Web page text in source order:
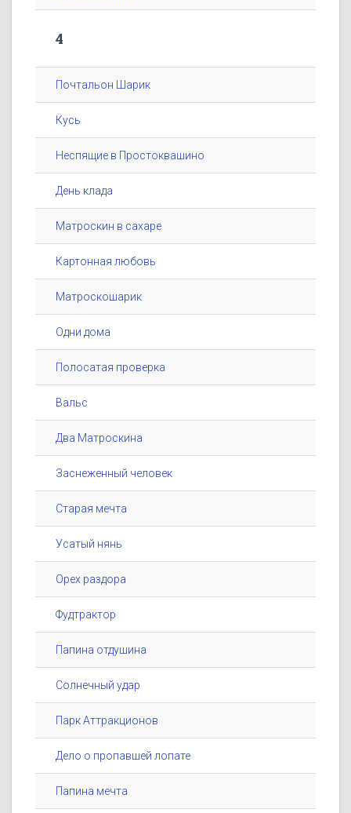
4
Почтальон Шарик
Кусь
Неспящие в Простоквашино
День клада
Матроскин в сахаре
Картонная любовь
Матроскошарик
Одни дома
Полосатая проверка
Вальс
Два Матроскина
Заснеженный человек
Старая мечта
Усатый нянь
Орех раздора
Фудтрактор
Папина отдушина
Солнечный удар
Парк Аттракционов
Дело о пропавшей лопате
Папина мечта